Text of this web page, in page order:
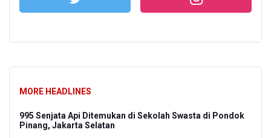
MORE HEADLINES
995 Senjata Api Ditemukan di Sekolah Swasta di Pondok
Pinang, Jakarta Selatan